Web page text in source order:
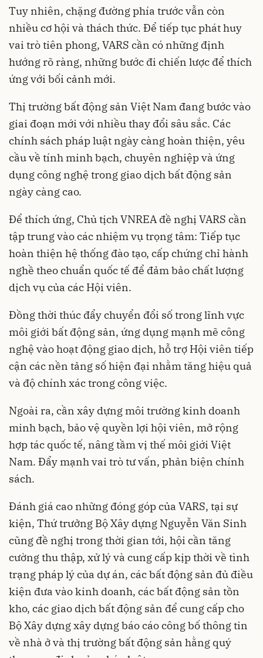
Tuy nhiên, chặng đường phía trước vẫn còn
nhiều cơ hội và thách thức. Để tiếp tục phát huy
vai trò tiên phong, VARS cần có những định
hướng rõ ràng, những bước đi chiến lược để thích
ứng với bối cảnh mới.
Thị trường bất động sản Việt Nam đang bước vào
giai đoạn mới với nhiều thay đổi sâu sắc. Các
chính sách pháp luật ngày càng hoàn thiện, yêu
cầu về tính minh bạch, chuyên nghiệp và ứng
dụng công nghệ trong giao dịch bất động sản
ngày càng cao.
Để thích ứng, Chủ tịch VNREA đề nghị VARS cần
tập trung vào các nhiệm vụ trọng tâm: Tiếp tục
hoàn thiện hệ thống đào tạo, cấp chứng chỉ hành
nghề theo chuẩn quốc tế để đảm bảo chất lượng
dịch vụ của các Hội viên.
Đồng thời thúc đẩy chuyển đổi số trong lĩnh vực
môi giới bất động sản, ứng dụng mạnh mẽ công
nghệ vào hoạt động giao dịch, hỗ trợ Hội viên tiếp
cận các nền tảng số hiện đại nhằm tăng hiệu quả
và độ chính xác trong công việc.
Ngoài ra, cần xây dựng môi trường kinh doanh
minh bạch, bảo vệ quyền lợi hội viên, mở rộng
hợp tác quốc tế, nâng tầm vị thế môi giới Việt
Nam. Đẩy mạnh vai trò tư vấn, phản biện chính
sách.
Đánh giá cao những đóng góp của VARS, tại sự
kiện, Thứ trưởng Bộ Xây dựng Nguyễn Văn Sinh
cũng đề nghị trong thời gian tới, hội cần tăng
cường thu thập, xử lý và cung cấp kịp thời về tình
trạng pháp lý của dự án, các bất động sản đủ điều
kiện đưa vào kinh doanh, các bất động sản tồn
kho, các giao dịch bất động sản để cung cấp cho
Bộ Xây dựng xây dựng báo cáo công bố thông tin
về nhà ở và thị trường bất động sản hằng quý